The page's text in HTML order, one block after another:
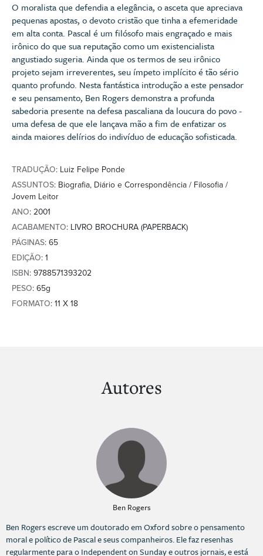
O moralista que defendia a elegância, o asceta que apreciava
pequenas apostas, o devoto cristão que tinha a efemeridade
em alta conta. Pascal é um filósofo mais engraçado e mais
irônico do que sua reputação como um existencialista
angustiado sugeria. Ainda que os termos de seu irônico
projeto sejam irreverentes, seu ímpeto implícito é tão sério
quanto profundo. Nesta fantástica introdução a este pensador
e seu pensamento, Ben Rogers demonstra a profunda
sabedoria presente na defesa pascaliana da loucura do povo -
uma defesa de que ele lançava mão a fim de enfatizar os
ainda maiores delírios do indivíduo de educação sofisticada.
TRADUÇÃO: Luiz Felipe Ponde
ASSUNTOS: Biografia, Diário e Correspondência / Filosofia /
Jovem Leitor
ANO: 2001
ACABAMENTO: LIVRO BROCHURA (PAPERBACK)
PÁGINAS: 65
EDIÇÃO: 1
ISBN: 9788571393202
PESO: 65g
FORMATO: 11 X 18
Autores
Ben Rogers
Ben Rogers escreve um doutorado em Oxford sobre o pensamento
moral e político de Pascal e seus companheiros. Ele faz resenhas
regularmente para o Independent on Sunday e outros jornais, e está